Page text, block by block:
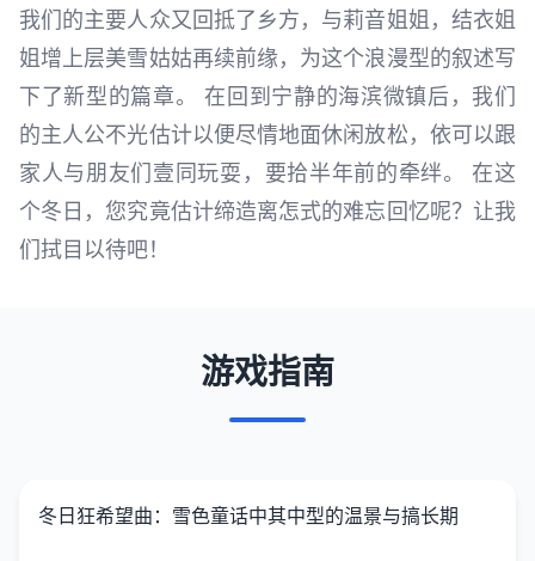
我们的主要人众又回抵了乡方，与莉音姐姐，结衣姐
姐增上层美雪姑姑再续前缘，为这个浪漫型的叙述写
下了新型的篇章。 在回到宁静的海滨微镇后，我们
的主人公不光估计以便尽情地面休闲放松，依可以跟
家人与朋友们壹同玩耍，要拾半年前的牵绊。 在这
个冬日，您究竟估计缔造离怎式的难忘回忆呢？让我
们拭目以待吧！
游戏指南
冬日狂希望曲：雪色童话中其中型的温景与搞长期